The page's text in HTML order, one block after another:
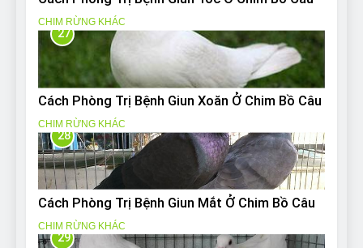
CHIM RỪNG KHÁC
27
Cách Phòng Trị Bệnh Giun Xoăn Ở Chim Bồ Câu
CHIM RỪNG KHÁC
28
Cách Phòng Trị Bệnh Giun Mắt Ở Chim Bồ Câu
CHIM RỪNG KHÁC
29